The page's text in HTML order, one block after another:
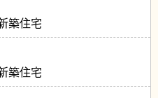
築住宅
築住宅